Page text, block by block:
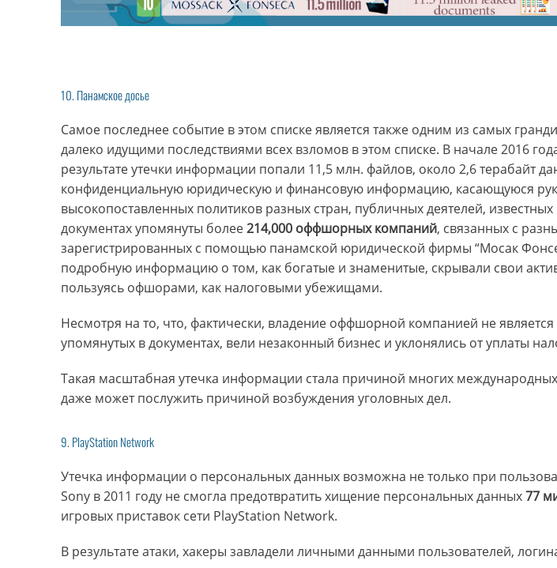
10. Панамское досье
Самое последнее событие в этом списке является также одним из самых
далеко идущими последствиями всех взломов в этом списке. В начале 2016
результате утечки информации попали 11,5 млн. файлов, около 2,6 терабайт
конфиденциальную юридическую и финансовую информацию, касающуюся
высокопоставленных политиков разных стран, публичных деятелей,
документах упомянуты более214,000 оффшорных компаний, связанных с
зарегистрированных с помощью панамской юридической фирмы “Mосак
подробную информацию о том, как богатые и знаменитые, скрывали свои
пользуясь офшорами, как налоговыми убежищами.
Несмотря на то, что, фактически, владение оффшорной компанией не
упомянутых в документах, вели незаконный бизнес и уклонялись от уплаты
Такая масштабная утечка информации стала причиной многих
даже может послужить причиной возбуждения уголовных дел.
9. PlayStation Network
Утечка информации о персональных данных возможна не только при
Sony в 2011 году не смогла предотвратить хищение персональных данных77
игровых приставок сети PlayStation Network.
В результате атаки, хакеры завладели личными данными пользователей,